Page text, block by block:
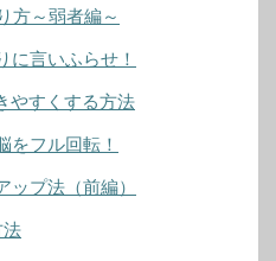
方～弱者編～
に言いふらせ！
やすくする方法
をフル回転！
ップ法（前編）
法